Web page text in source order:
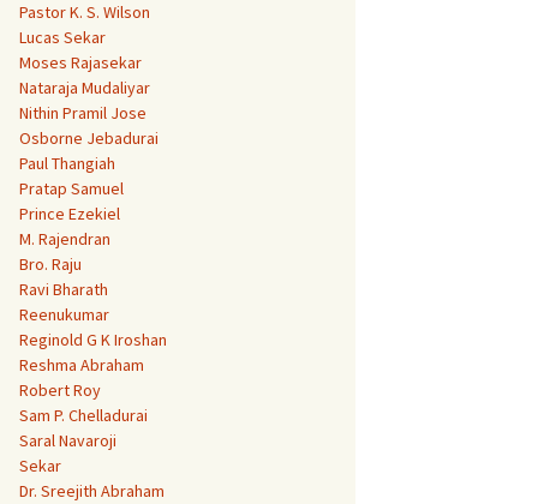
Pastor K. S. Wilson
Lucas Sekar
Moses Rajasekar
Nataraja Mudaliyar
Nithin Pramil Jose
Osborne Jebadurai
Paul Thangiah
Pratap Samuel
Prince Ezekiel
M. Rajendran
Bro. Raju
Ravi Bharath
Reenukumar
Reginold G K Iroshan
Reshma Abraham
Robert Roy
Sam P. Chelladurai
Saral Navaroji
Sekar
Dr. Sreejith Abraham